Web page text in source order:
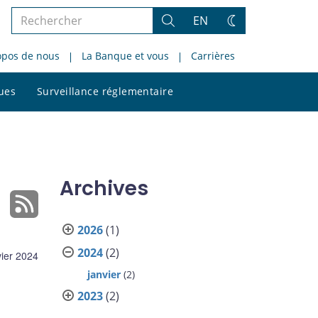
Rechercher
le
site
Rechercher
EN
Changez
thème
de nous La Banque et vous Carrières
Surveillance réglementaire
le
2024
Archives
2026(1)
2024(2)
janvier (2)
2023(2)